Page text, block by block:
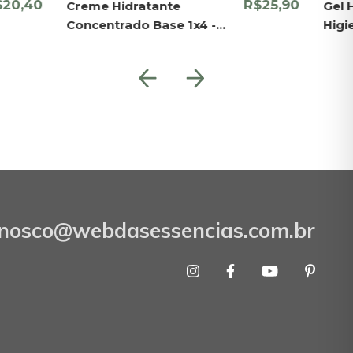
Creme Hidratante
Concentrado Base 1x4 -
R$25,90
Gel